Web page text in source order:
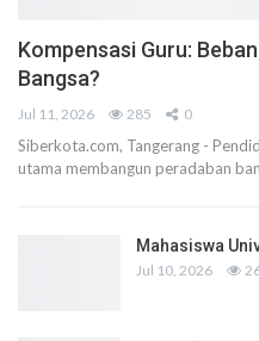
Kompensasi Guru:
Bangsa?
Jul 11, 2026 285 0
Siberkota.com, Tangerang -
utama membangun peradaban
Mahasiswa
Jul 10, 2026